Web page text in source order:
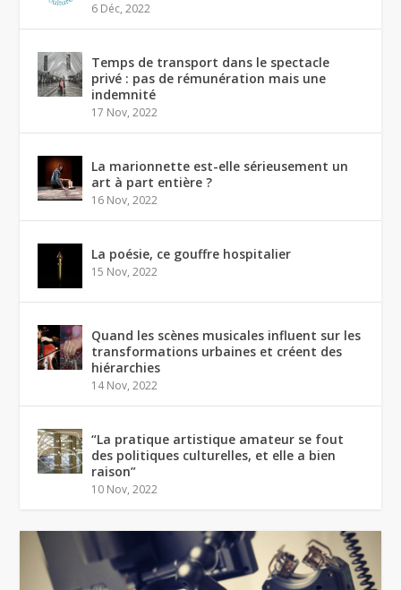
6 Déc, 2022
Temps de transport dans le spectacle
privé : pas de rémunération mais une
indemnité
17 Nov, 2022
La marionnette est-elle sérieusement un
art à part entière ?
16 Nov, 2022
La poésie, ce gouffre hospitalier
15 Nov, 2022
Quand les scènes musicales influent sur les
transformations urbaines et créent des
hiérarchies
14 Nov, 2022
“La pratique artistique amateur se fout
des politiques culturelles, et elle a bien
raison”
10 Nov, 2022